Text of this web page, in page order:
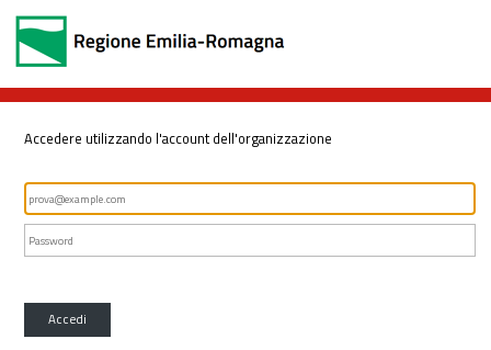
Accedere utilizzando l'account dell'organizzazione
Accedi